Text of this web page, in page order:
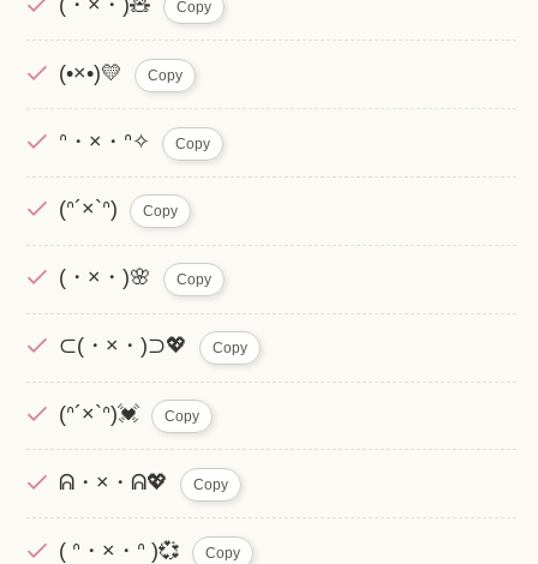
Copy
(•×•)💛 Copy
ᐢ・×・ᐢ✧ Copy
(ᐢ´×`ᐢ) Copy
(・×・)🌸 Copy
⊂(・×・)⊃💖 Copy
(ᐢ´×`ᐢ)💓 Copy
ᕱ・×・ᕱ💖 Copy
( ᐢ・×・ᐢ )💞 Copy